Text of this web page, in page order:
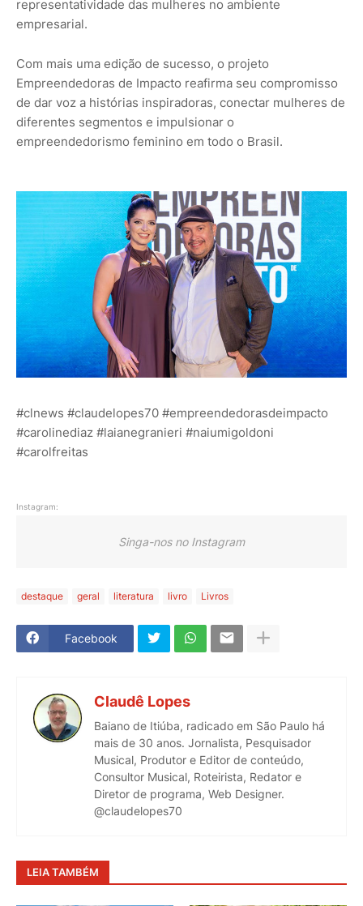
representatividade das mulheres no ambiente
empresarial.
Com mais uma edição de sucesso, o projeto
Empreendedoras de Impacto reafirma seu compromisso
de dar voz a histórias inspiradoras, conectar mulheres de
diferentes segmentos e impulsionar o
empreendedorismo feminino em todo o Brasil.
#clnews #claudelopes70 #empreendedorasdeimpacto
#carolinediaz #laianegranieri #naiumigoldoni
#carolfreitas
Instagram:
Singa-nos no Instagram
destaque geral literatura livro Livros
Facebook
Claudê Lopes
Baiano de Itiúba, radicado em São Paulo há
mais de 30 anos. Jornalista, Pesquisador
Musical, Produtor e Editor de conteúdo,
Consultor Musical, Roteirista, Redator e
Diretor de programa, Web Designer.
@claudelopes70
LEIA TAMBÉM